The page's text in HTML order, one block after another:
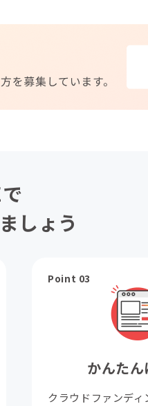
しょう
Point 03
かんた
クラウドファンデ